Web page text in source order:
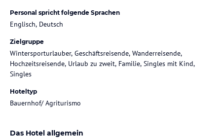
Personal spricht folgende Sprachen
Englisch, Deutsch
Zielgruppe
Wintersporturlauber, Geschäftsreisende, Wanderreisende,
Hochzeitsreisende, Urlaub zu zweit, Familie, Singles mit Kind,
Singles
Hoteltyp
Bauernhof/ Agriturismo
Das Hotel allgemein